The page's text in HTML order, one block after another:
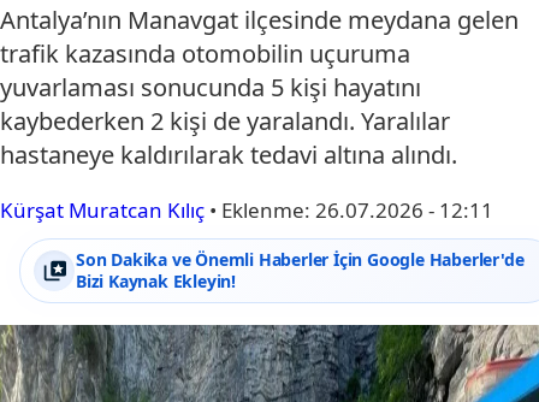
Antalya’nın Manavgat ilçesinde meydana gelen
trafik kazasında otomobilin uçuruma
yuvarlaması sonucunda 5 kişi hayatını
kaybederken 2 kişi de yaralandı. Yaralılar
hastaneye kaldırılarak tedavi altına alındı.
Kürşat Muratcan Kılıç • Eklenme: 26.07.2026 - 12:11
Son Dakika ve Önemli Haberler İçin Google Haberler'de
Bizi Kaynak Ekleyin!